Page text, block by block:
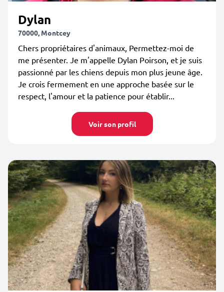
Dylan
70000, Montcey
Chers propriétaires d'animaux, Permettez-moi de
me présenter. Je m'appelle Dylan Poirson, et je suis
passionné par les chiens depuis mon plus jeune âge.
Je crois fermement en une approche basée sur le
respect, l'amour et la patience pour établir...
Voir son profil